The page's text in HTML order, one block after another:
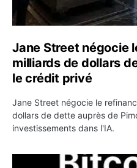
Jane Street négocie
milliards de dollars
le crédit privé
Jane Street négocie le
dollars de dette auprès de
investissements dans l'IA.
Bitcoin stagne à 64 000